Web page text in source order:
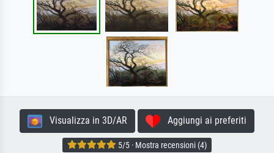
Visualizza in 3D/AR Aggiungi ai preferiti
5/5 · Mostra recensioni (4)